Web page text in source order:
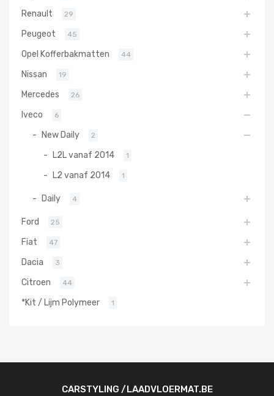
Renault 29
Peugeot 45
Opel Kofferbakmatten 44
Nissan 19
Mercedes 26
Iveco 6
New Daily 2
L2L vanaf 2014 1
L2 vanaf 2014 1
Daily 4
Ford 25
Fiat 47
Dacia 3
Citroen 44
*Kit / Lijm Polymeer 1
CARSTYLING /LAADVLOERMAT.BE